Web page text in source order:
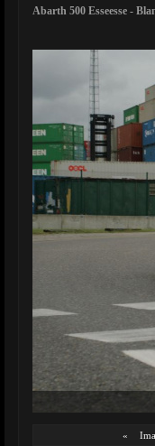
Abarth 500 Esseesse -
«